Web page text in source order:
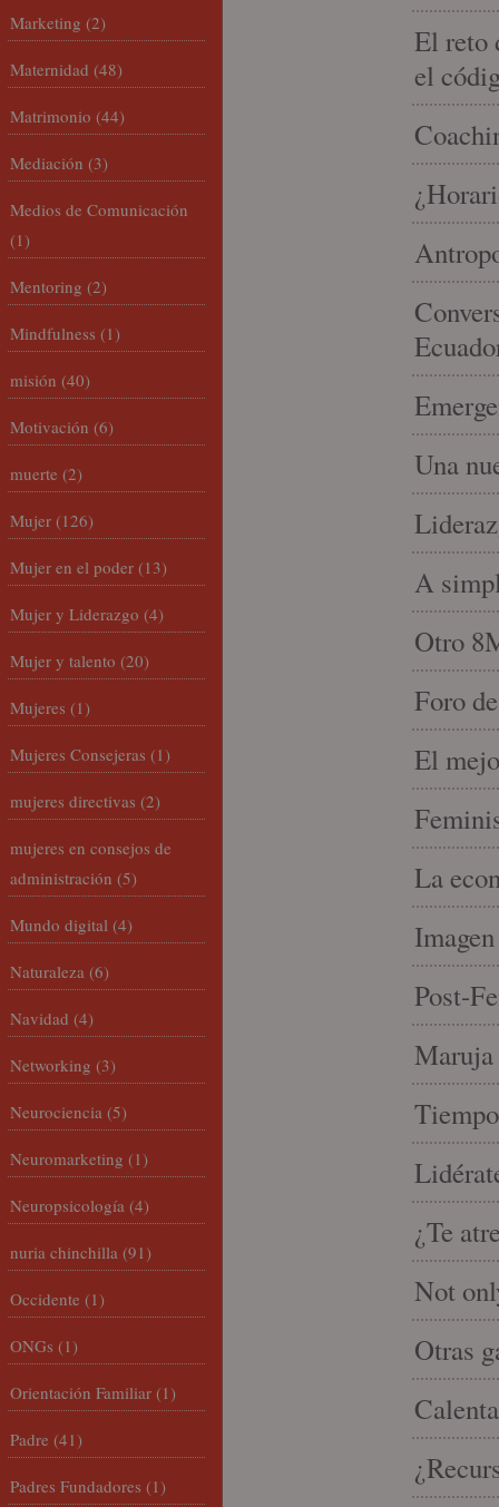
El reto
el
Una
A
Otro
Foro
El
La
Post-
Maruja
¿Te
Not
Otras
Marketing (2)
Maternidad (48)
Matrimonio (44)
Mediación (3)
Medios de Comunicación
(1)
Mentoring (2)
Mindfulness (1)
misión (40)
Motivación (6)
muerte (2)
Mujer (126)
Mujer en el poder (13)
Mujer y Liderazgo (4)
Mujer y talento (20)
Mujeres (1)
Mujeres Consejeras (1)
mujeres directivas (2)
mujeres en consejos de
administración (5)
Mundo digital (4)
Naturaleza (6)
Navidad (4)
Networking (3)
Neurociencia (5)
Neuromarketing (1)
Neuropsicología (4)
nuria chinchilla (91)
Occidente (1)
ONGs (1)
Orientación Familiar (1)
Padre (41)
Padres Fundadores (1)